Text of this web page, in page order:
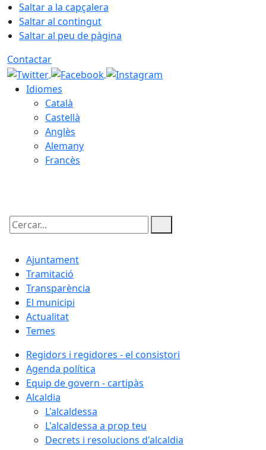
Saltar a la capçalera
Saltar al contingut
Saltar al peu de pàgina
Contactar
Idiomes
Català
Castellà
Anglès
Alemany
Francès
Cercar:
Ajuntament
Tramitació
Transparència
El municipi
Actualitat
Temes
Regidors i regidores - el consistori
Agenda política
Equip de govern - cartipàs
Alcaldia
L'alcaldessa
L'alcaldessa a prop teu
Decrets i resolucions d'alcaldia